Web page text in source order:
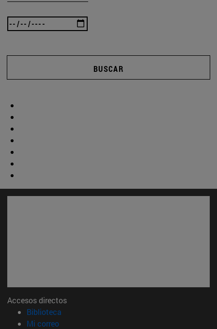
BUSCAR
Accesos directos
Biblioteca
Mi correo(abre en nueva ventana)